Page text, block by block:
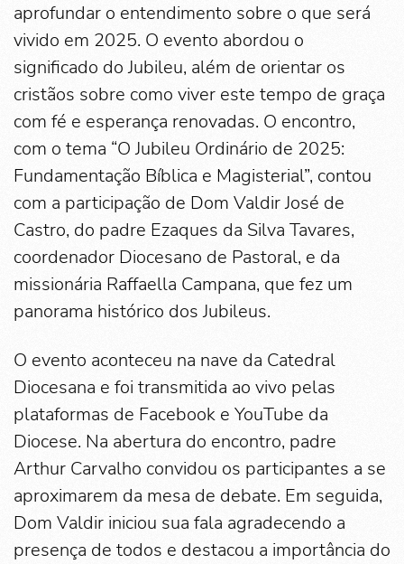
aprofundar o entendimento sobre o que será
vivido em 2025. O evento abordou o
significado do Jubileu, além de orientar os
cristãos sobre como viver este tempo de graça
com fé e esperança renovadas. O encontro,
com o tema “O Jubileu Ordinário de 2025:
Fundamentação Bíblica e Magisterial”, contou
com a participação de Dom Valdir José de
Castro, do padre Ezaques da Silva Tavares,
coordenador Diocesano de Pastoral, e da
missionária Raffaella Campana, que fez um
panorama histórico dos Jubileus.
O evento aconteceu na nave da Catedral
Diocesana e foi transmitida ao vivo pelas
plataformas de Facebook e YouTube da
Diocese. Na abertura do encontro, padre
Arthur Carvalho convidou os participantes a se
aproximarem da mesa de debate. Em seguida,
Dom Valdir iniciou sua fala agradecendo a
presença de todos e destacou a importância do